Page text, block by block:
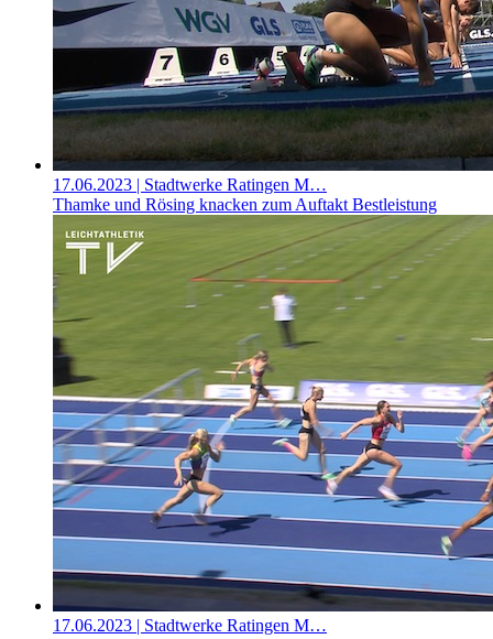
17.06.2023 | Stadtwerke Ratingen M…
Thamke und Rösing knacken zum Auftakt Bestleistung
17.06.2023 | Stadtwerke Ratingen M…